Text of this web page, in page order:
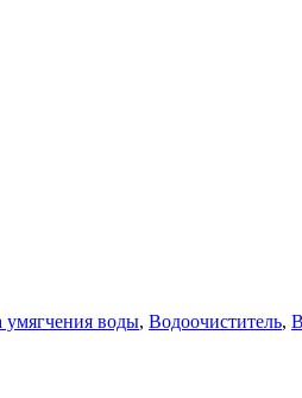
умягчения воды, Водоочиститель,